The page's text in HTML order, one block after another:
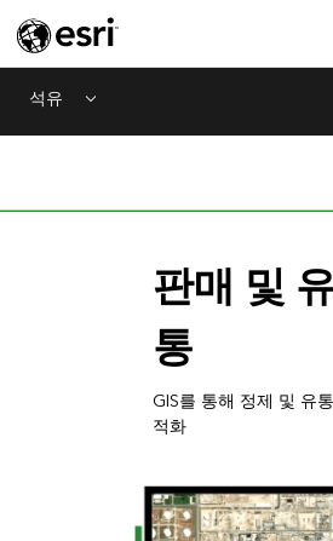
석유 Menu
판매 및
통
GIS를 통해 정제 및 유
적화